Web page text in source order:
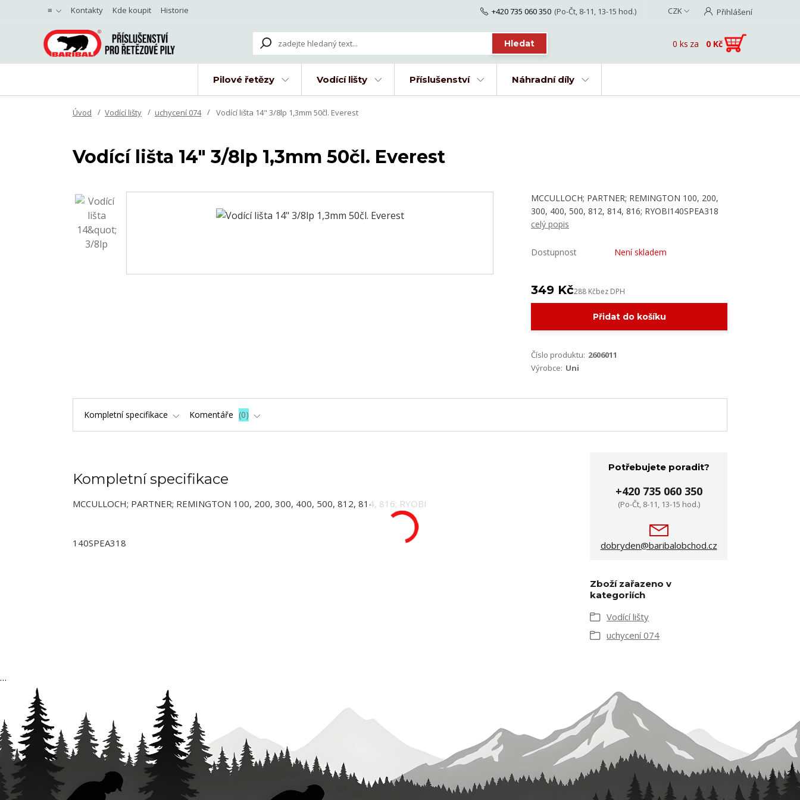
≡ Kontakty Kde koupit Historie CZK Přihlášení
Hledat
+420 735 060 350 (Po-Čt, 8-11, 13-15 hod.)
0 ks za 0 Kč
Pilové řetězy Vodící lišty Příslušenství Náhradní díly
Úvod Vodící lišty uchycení 074 Vodící lišta 14" 3/8lp 1,3mm 50čl. Everest
Vodící lišta 14" 3/8lp 1,3mm 50čl. Everest
MCCULLOCH; PARTNER; REMINGTON 100, 200,
300, 400, 500, 812, 814, 816; RYOBI140SPEA318
celý popis
Dostupnost Není skladem
349 Kč288 Kčbez DPH
Přidat do košíku
Číslo produktu: 2606011
Výrobce: Uni
Kompletní specifikace Komentáře 0
Kompletní specifikace
MCCULLOCH; PARTNER; REMINGTON 100, 200, 300, 400, 500, 812, 814, 816; RYOBI
140SPEA318
Potřebujete poradit?
+420 735 060 350
(Po-Čt, 8-11, 13-15 hod.)
dobryden@baribalobchod.cz
Zboží zařazeno v
kategoriích
Vodící lišty
uchycení 074
…